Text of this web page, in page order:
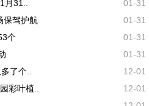
月31..
01-31
保驾护航
01-31
个
01-31
01-31
了个..
12-01
彩叶植..
12-01